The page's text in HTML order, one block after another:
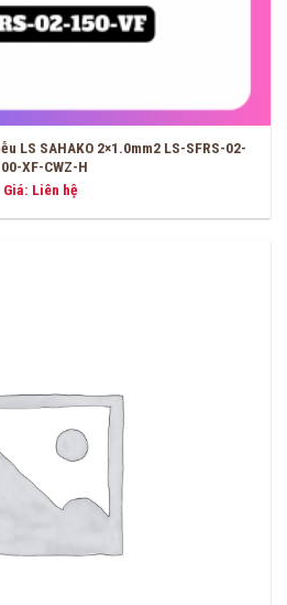
LS SAHAKO 2×1.0mm2 LS-SFRS-02-
XF-CWZ-H
Giá: Liên hệ